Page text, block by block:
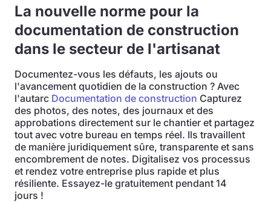
La nouvelle norme pour la
documentation de construction
dans le secteur de l'artisanat
Documentez-vous les défauts, les ajouts ou
l'avancement quotidien de la construction ? Avec
l'autarc Documentation de construction Capturez
des photos, des notes, des journaux et des
approbations directement sur le chantier et partagez
tout avec votre bureau en temps réel. Ils travaillent
de manière juridiquement sûre, transparente et sans
encombrement de notes. Digitalisez vos processus
et rendez votre entreprise plus rapide et plus
résiliente. Essayez-le gratuitement pendant 14
jours !